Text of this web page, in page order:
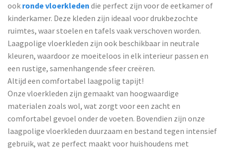
ook ronde vloerkleden die perfect zijn voor de eetkamer of
kinderkamer. Deze kleden zijn ideaal voor drukbezochte
ruimtes, waar stoelen en tafels vaak verschoven worden.
Laagpolige vloerkleden zijn ook beschikbaar in neutrale
kleuren, waardoor ze moeiteloos in elk interieur passen en
een rustige, samenhangende sfeer creëren.
Altijd een comfortabel laagpolig tapijt!
Onze vloerkleden zijn gemaakt van hoogwaardige
materialen zoals wol, wat zorgt voor een zacht en
comfortabel gevoel onder de voeten. Bovendien zijn onze
laagpolige vloerkleden duurzaam en bestand tegen intensief
gebruik, wat ze perfect maakt voor huishoudens met